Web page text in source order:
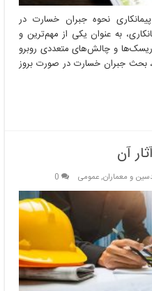
نحوه جبران خسارت در
به عنوان یکی از مهم‌ترین و
ریسک‌ها و چالش‌های متعددی روبرو
بحث جبران خسارت در صورت بروز
آن
و معماران,عمومی 0